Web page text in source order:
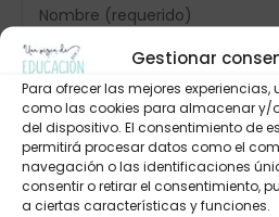
Gestionar
Para ofrecer las mejores
como las cookies para almacenar y/
del dispositivo. El consentimiento de
permitirá procesar datos como el
navegación o las identificaciones
consentir o retirar el consentimiento,
a ciertas características y funciones.